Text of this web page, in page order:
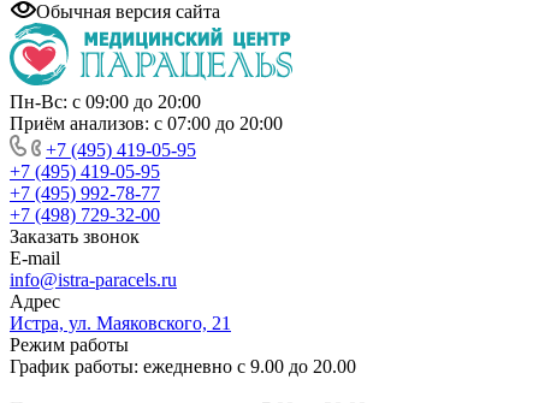
Обычная версия сайта
Пн-Вс: с 09:00 до 20:00
Приём анализов: с 07:00 до 20:00
+7 (495) 419-05-95
+7 (495) 419-05-95
+7 (495) 992-78-77
+7 (498) 729-32-00
Заказать звонок
E-mail
info@istra-paracels.ru
Адрес
Истра, ул. Маяковского, 21
Режим работы
График работы: ежедневно с 9.00 до 20.00